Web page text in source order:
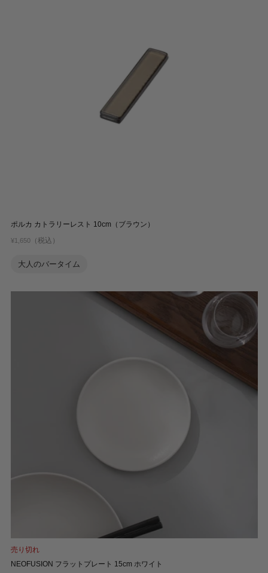
ポルカ カトラリーレスト 10cm（ブラウン）
¥1,650（税込）
大人のバータイム
売り切れ
NEOFUSION フラットプレート 15cm ホワイト